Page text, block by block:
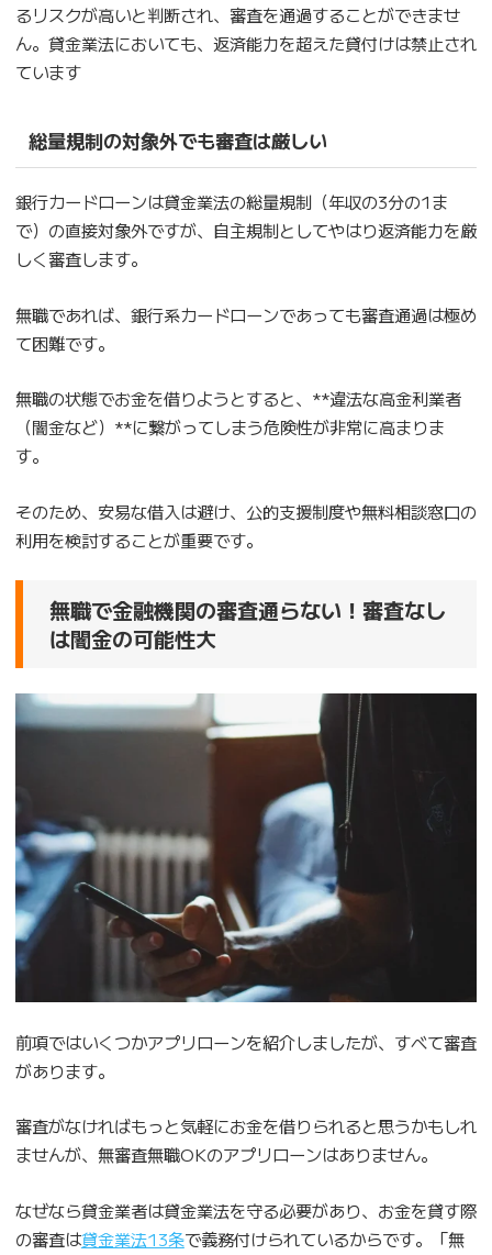
るリスクが高いと判断され、審査を通過することができませ
ん。貸金業法においても、返済能力を超えた貸付けは禁止され
ています
総量規制の対象外でも審査は厳しい
銀行カードローンは貸金業法の総量規制（年収の3分の1ま
で）の直接対象外ですが、自主規制としてやはり返済能力を厳
しく審査します。
無職であれば、銀行系カードローンであっても審査通過は極め
て困難です。
無職の状態でお金を借りようとすると、**違法な高金利業者
（闇金など）**に繋がってしまう危険性が非常に高まりま
す。
そのため、安易な借入は避け、公的支援制度や無料相談窓口の
利用を検討することが重要です。
無職で金融機関の審査通らない！審査なし
は闇金の可能性大
前項ではいくつかアプリローンを紹介しましたが、すべて審査
があります。
審査がなければもっと気軽にお金を借りられると思うかもしれ
ませんが、無審査無職OKのアプリローンはありません。
なぜなら貸金業者は貸金業法を守る必要があり、お金を貸す際
の審査は貸金業法13条で義務付けられているからです。「無